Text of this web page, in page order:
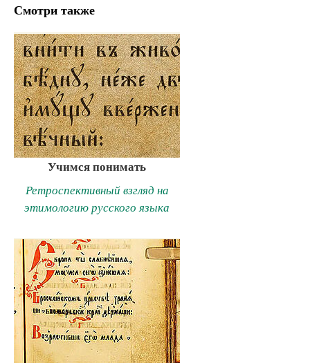
Смотри также
Учимся понимать
Ретроспективный взгляд на
этимологию русского языка